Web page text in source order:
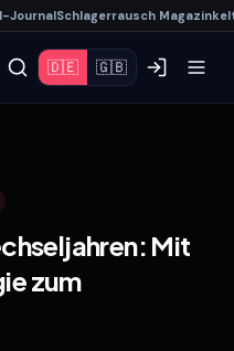
JournalSchlagerrausch Magazin
🇩🇪 🇬🇧
Mit
zum